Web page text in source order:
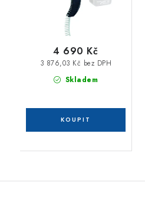
Skladem
3 876,03 Kč bez DPH
4 690 Kč